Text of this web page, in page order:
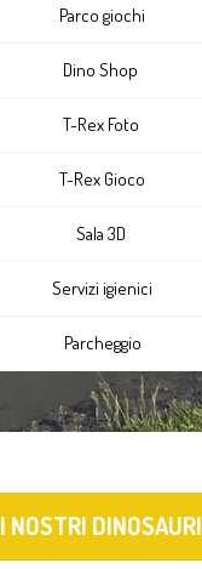
Parco giochi
Dino Shop
T-Rex Foto
T-Rex Gioco
Sala 3D
Servizi igienici
Parcheggio
I NOSTRI DINOSAURI